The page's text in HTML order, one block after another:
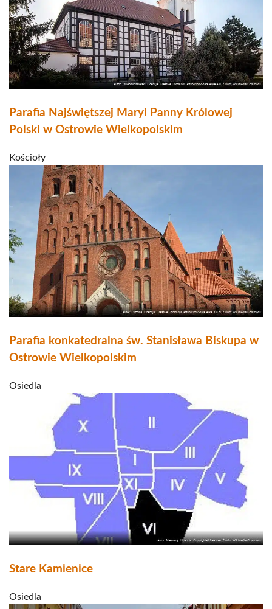
Parafia Najświętszej Maryi Panny Królowej
Polski w Ostrowie Wielkopolskim
Kościoły
Parafia konkatedralna św. Stanisława Biskupa w
Ostrowie Wielkopolskim
Osiedla
Stare Kamienice
Osiedla